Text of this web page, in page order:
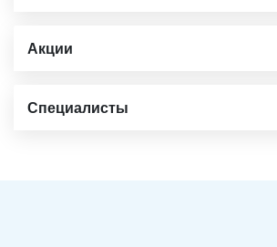
Акции
Специалисты